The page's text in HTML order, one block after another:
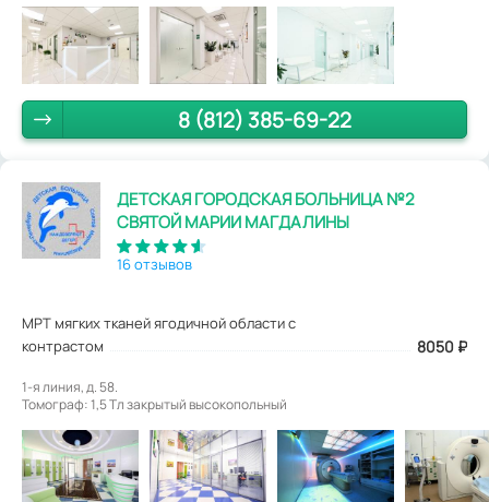
8 (812) 385-69-22
ДЕТСКАЯ ГОРОДСКАЯ БОЛЬНИЦА №2
СВЯТОЙ МАРИИ МАГДАЛИНЫ
16 отзывов
МРТ мягких тканей ягодичной области с
контрастом
8050 ₽
1-я линия, д. 58.
Томограф: 1,5 Tл закрытый высокопольный